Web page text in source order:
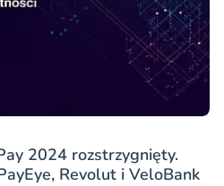
2024 rozstrzygnięty.
Revolut i VeloBank